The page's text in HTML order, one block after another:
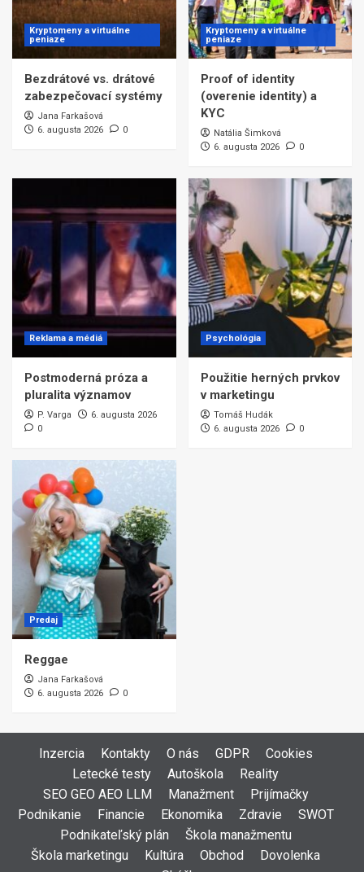
Kryptomeny a virtuálne
peniaze
Bezdrátové vs. drátové
zabezpečovací systémy
Jana Farkašová
6. augusta 2026
0
Kryptomeny a virtuálne
peniaze
Proof of identity
(overenie identity) a
KYC
Natália Šimková
6. augusta 2026
0
Reklama a médiá
Postmoderná próza a
pluralita významov
P. Varga
6. augusta 2026
0
Psychológia
Použitie herných prvkov
v marketingu
Tomáš Hudák
6. augusta 2026
0
Predaj
Reggae
Jana Farkašová
6. augusta 2026
0
Inzercia Kontakty O nás GDPR
Cookies
Letecké testy
Autoškola
Reality
SEO GEO AEO LLM
Manažment
Prijímačky
Podnikanie
Financie Ekonomika Zdravie
SWOT
Podnikateľský plán
Škola manažmentu
Škola marketingu
Kultúra Obchod
Dovolenka